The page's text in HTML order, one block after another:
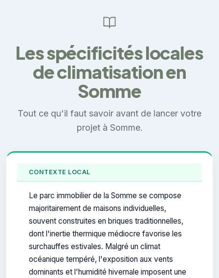
Les spécificités locales
de climatisation en
Somme
Tout ce qu'il faut savoir avant de lancer votre
projet à Somme.
CONTEXTE LOCAL
Le parc immobilier de la Somme se compose
majoritairement de maisons individuelles,
souvent construites en briques traditionnelles,
dont l'inertie thermique médiocre favorise les
surchauffes estivales. Malgré un climat
océanique tempéré, l'exposition aux vents
dominants et l'humidité hivernale imposent une